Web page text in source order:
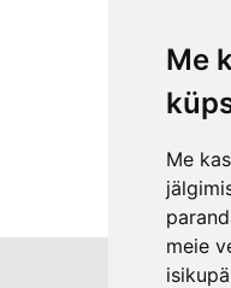
Me
Me
meie